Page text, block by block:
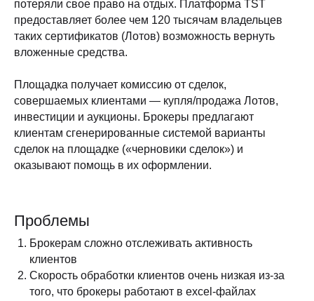
потеряли свое право на отдых. Платформа TST
предоставляет более чем 120 тысячам владельцев
таких сертификатов (Лотов) возможность вернуть
вложенные средства.
Площадка получает комиссию от сделок,
совершаемых клиентами — купля/продажа Лотов,
инвестиции и аукционы. Брокеры предлагают
клиентам сгенерированные системой варианты
сделок на площадке («черновики сделок») и
оказывают помощь в их оформлении.
Проблемы
Брокерам сложно отслеживать активность
клиентов
Скорость обработки клиентов очень низкая из-за
того, что брокеры работают в excel-файлах